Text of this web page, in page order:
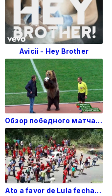
Avicii - Hey Brother
Обзор победного матча 27-тура "Машук-КМВ" - "Ангушт"
Ato a favor de Lula fecha BR 101 em Teixeira